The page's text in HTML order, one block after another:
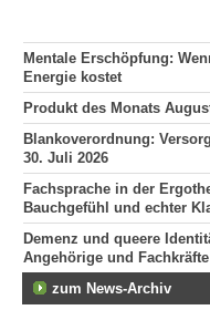
Mentale Erschöpfung:
Energie kostet
Produkt des Monats
Blankoverordnung:
30. Juli 2026
Fachsprache in der
Bauchgefühl und echter
Demenz und queere
Angehörige und Fachkräfte
zum News-Archiv